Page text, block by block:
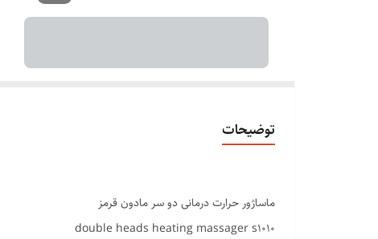
توضیحات
ماساژور حرارت درمانی دو سر مادون قرمز
double heads heating massager s1010